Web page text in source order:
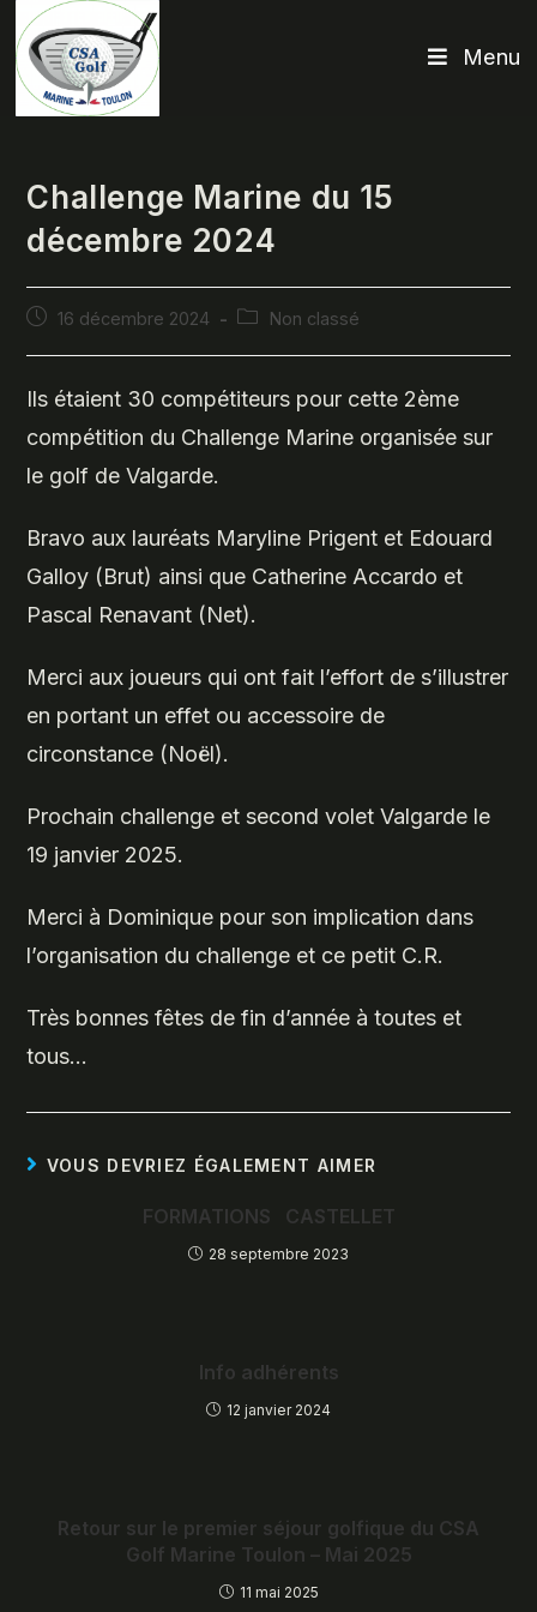
content
Menu
Challenge Marine du 15
décembre 2024
Publication
16 décembre 2024
PostNon classé
Ils étaient 30 compétiteurs pour cette 2ème
compétition du Challenge Marine organisée sur
le golf de Valgarde.
Bravo aux lauréats Maryline Prigent et Edouard
Galloy (Brut) ainsi que Catherine Accardo et
Pascal Renavant (Net).
Merci aux joueurs qui ont fait l’effort de s’illustrer
en portant un effet ou accessoire de
circonstance (Noël).
Prochain challenge et second volet Valgarde le
19 janvier 2025.
Merci à Dominique pour son implication dans
l’organisation du challenge et ce petit C.R.
Très bonnes fêtes de fin d’année à toutes et
tous…
VOUS DEVRIEZ ÉGALEMENT AIMER
FORMATIONS CASTELLET
28 septembre 2023
Info adhérents
12 janvier 2024
Retour sur le premier séjour golfique du CSA
Golf Marine Toulon – Mai 2025
11 mai 2025